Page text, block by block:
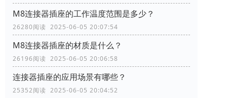
M8连接器插座的工作温度范围是多少？
26280阅读 2025-06-05 20:07:54
M8连接器插座的材质是什么？
26196阅读 2025-06-05 20:06:58
连接器插座的应用场景有哪些？
25352阅读 2025-06-05 20:04:52